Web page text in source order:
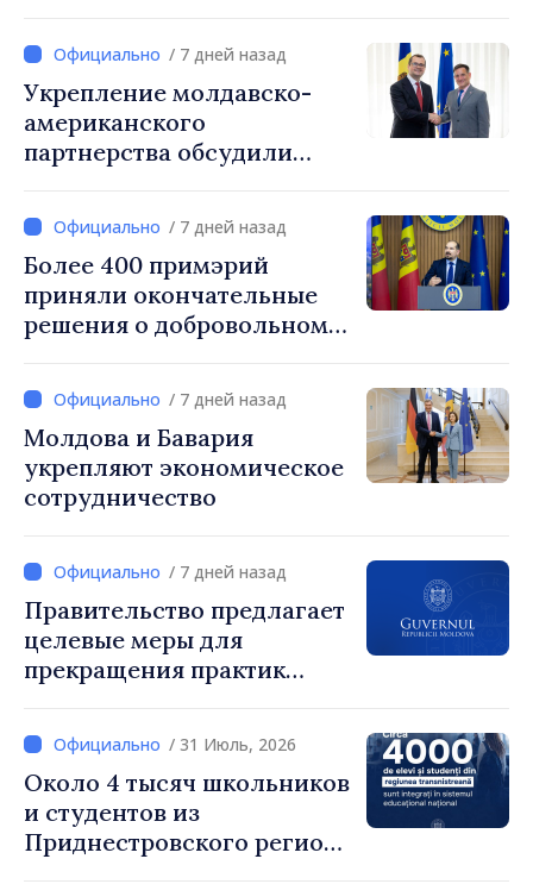
Сергеем Корецким
/ 7 дней назад
Укрепление молдавско-
американского
партнерства обсудили
Тофан и временный
поверенный в делах
посольства США в РМ Ник
Петрович
/ 7 дней назад
Более 400 примэрий
приняли окончательные
решения о добровольном
секретарь правительства
Алексей Бузу: «85,5%
примэрий инициировали
процесс. Благодарим
местных избранников за
первое место интересы
людей и развитие»
/ 7 дней назад
Молдова и Бавария
укрепляют экономическое
сотрудничество
/ 7 дней назад
Правительство предлагает
целевые меры для
прекращения практик
вознаграждения
/ 31 Июль, 2026
Около 4 тысяч школьников
и студентов из
Приднестровского региона